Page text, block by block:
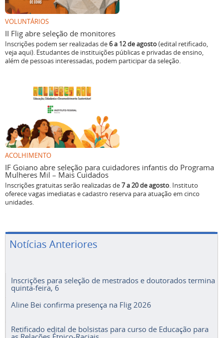
VOLUNTÁRIOS
II Flig abre seleção de monitores
Inscrições podem ser realizadas de6 a 12 de agosto(edital retificado,
veja aqui). Estudantes de instituições públicas e privadas de ensino,
além de pessoas interessadas, podem participar da seleção.
ACOLHIMENTO
IF Goiano abre seleção para cuidadores infantis do Programa
Mulheres Mil – Mais Cuidados
Inscrições gratuitas serão realizadas de7 a 20 de agosto. Instituto
oferece vagas imediatas e cadastro reserva para atuação em cinco
unidades.
Notícias Anteriores
Inscrições para seleção de mestrados e doutorados termina
quinta-feira, 6
Aline Bei confirma presença na Flig 2026
Retificado edital de bolsistas para curso de Educação para